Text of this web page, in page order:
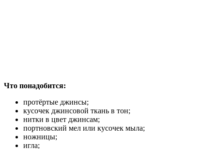
Что понадобится:
протёртые джинсы;
кусочек джинсовой ткань в тон;
нитки в цвет джинсам;
портновский мел или кусочек мыла;
ножницы;
игла;